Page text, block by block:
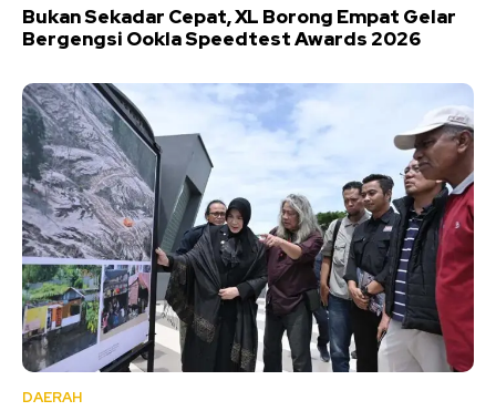
Bukan Sekadar Cepat, XL Borong Empat Gelar
Bergengsi Ookla Speedtest Awards 2026
DAERAH